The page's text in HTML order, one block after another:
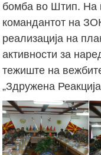
бомба во Штип. На
командантот на
реализација на
активности за
тежиште на
„Здружена